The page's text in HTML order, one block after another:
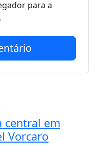
para a
central em
Vorcaro